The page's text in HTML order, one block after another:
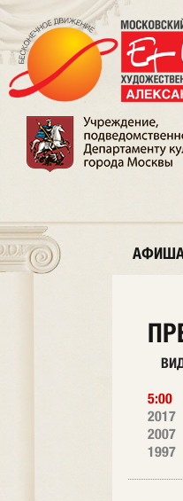
5:00
2017
2007
1997